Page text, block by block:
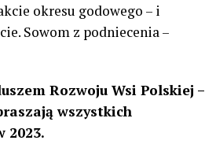
okresu godowego – i
Sowom z podniecenia –
Rozwoju Wsi Polskiej –
wszystkich
2023.